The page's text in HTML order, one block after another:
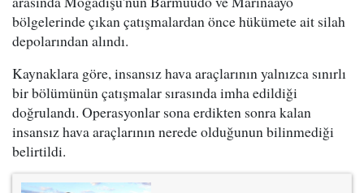
bölgelerinde çıkan çatışmalardan önce hükümete ait silah
depolarından alındı.
Kaynaklara göre, insansız hava araçlarının yalnızca sınırlı
bir bölümünün çatışmalar sırasında imha edildiği
doğrulandı. Operasyonlar sona erdikten sonra kalan
insansız hava araçlarının nerede olduğunun bilinmediği
belirtildi.